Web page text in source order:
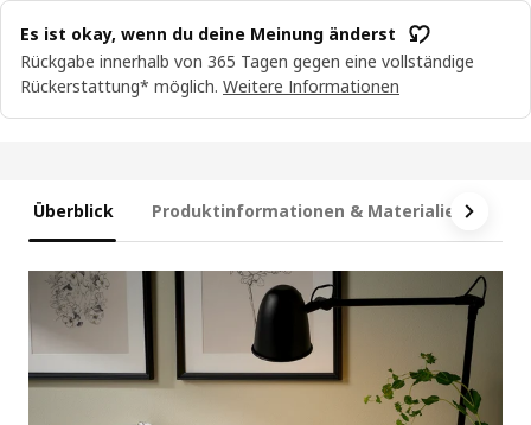
Es ist okay, wenn du deine Meinung änderst
Rückgabe innerhalb von 365 Tagen gegen eine vollständige
Rückerstattung* möglich. Weitere Informationen
Überblick Produktinformationen & Materialien